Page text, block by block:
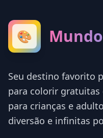
🎨
Seu destino favorito
para colorir
para crianças e
diversão e infinitas